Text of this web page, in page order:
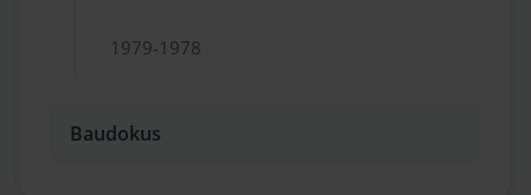
1979-1978
Baudokus